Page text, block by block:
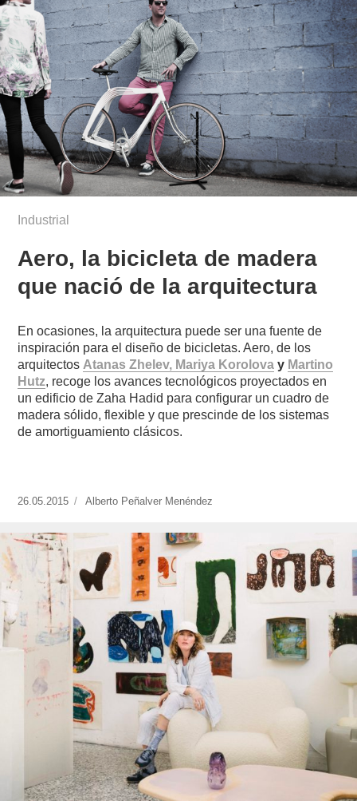
Industrial
Aero, la bicicleta de madera
que nació de la arquitectura
En ocasiones, la arquitectura puede ser una fuente de
inspiración para el diseño de bicicletas. Aero, de los
arquitectos Atanas Zhelev, Mariya Korolova y Martino
Hutz, recoge los avances tecnológicos proyectados en
un edificio de Zaha Hadid para configurar un cuadro de
madera sólido, flexible y que prescinde de los sistemas
de amortiguamiento clásicos.
Publicado
26.05.2015
https://www.experimenta.es/author/alberto-
menendez/
Alberto Peñalver Menéndez